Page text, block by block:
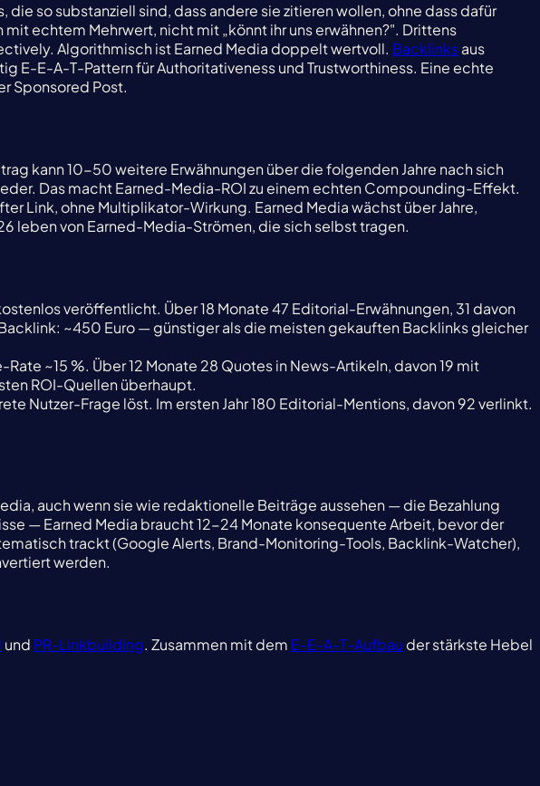
die so substanziell sind, dass andere sie zitieren wollen, ohne dass dafür
echtem Mehrwert, nicht mit „könnt ihr uns erwähnen?". Drittens
Algorithmisch ist Earned Media doppelt wertvoll. Backlinksaus
E-E-A-T-Pattern für Authoritativeness und Trustworthiness. Eine echte
Sponsored Post.
kann 10-50 weitere Erwähnungen über die folgenden Jahre nach sich
Das macht Earned-Media-ROI zu einem echten Compounding-Effekt.
Link, ohne Multiplikator-Wirkung. Earned Media wächst über Jahre,
leben von Earned-Media-Strömen, die sich selbst tragen.
veröffentlicht. Über 18 Monate 47 Editorial-Erwähnungen, 31 davon
~450 Euro — günstiger als die meisten gekauften Backlinks gleicher
~15 %. Über 12 Monate 28 Quotes in News-Artikeln, davon 19 mit
ROI-Quellen überhaupt.
Nutzer-Frage löst. Im ersten Jahr 180 Editorial-Mentions, davon 92 verlinkt.
auch wenn sie wie redaktionelle Beiträge aussehen — die Bezahlung
— Earned Media braucht 12-24 Monate konsequente Arbeit, bevor der
trackt (Google Alerts, Brand-Monitoring-Tools, Backlink-Watcher),
werden.
und PR-Linkbuilding. Zusammen mit dem E-E-A-T-Aufbau der stärkste Hebel